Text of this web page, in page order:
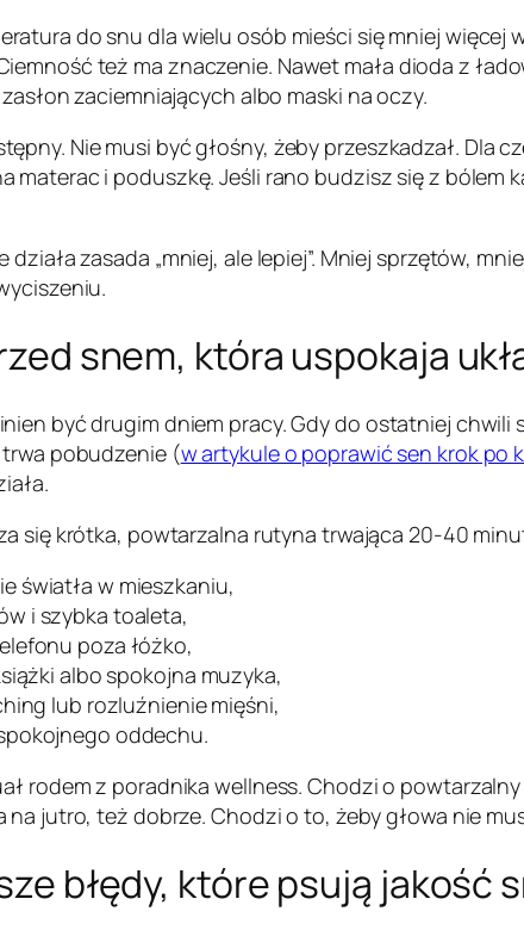
do snu dla wielu osób mieści się mniej więcej
też ma znaczenie. Nawet mała dioda z
zaciemniających albo maski na oczy.
Nie musi być głośny, żeby przeszkadzał.
materac i poduszkę. Jeśli rano budzisz się z bólem
działa zasada „mniej, ale lepiej”. Mniej sprzętów,
snem, która uspokaja
być drugim dniem pracy. Gdy do ostatniej
trwa pobudzenie (w artykule o poprawić sen krok po
się krótka, powtarzalna rutyna trwająca 20-40
światła w mieszkaniu,
i szybka toaleta,
poza łóżko,
albo spokojna muzyka,
lub rozluźnienie mięśni,
oddechu.
rodem z poradnika wellness. Chodzi o
jutro, też dobrze. Chodzi o to, żeby głowa nie
błędy, które psują jakość